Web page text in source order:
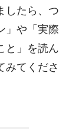
したら、つ
」や「実際
と」を読ん
みてくださ